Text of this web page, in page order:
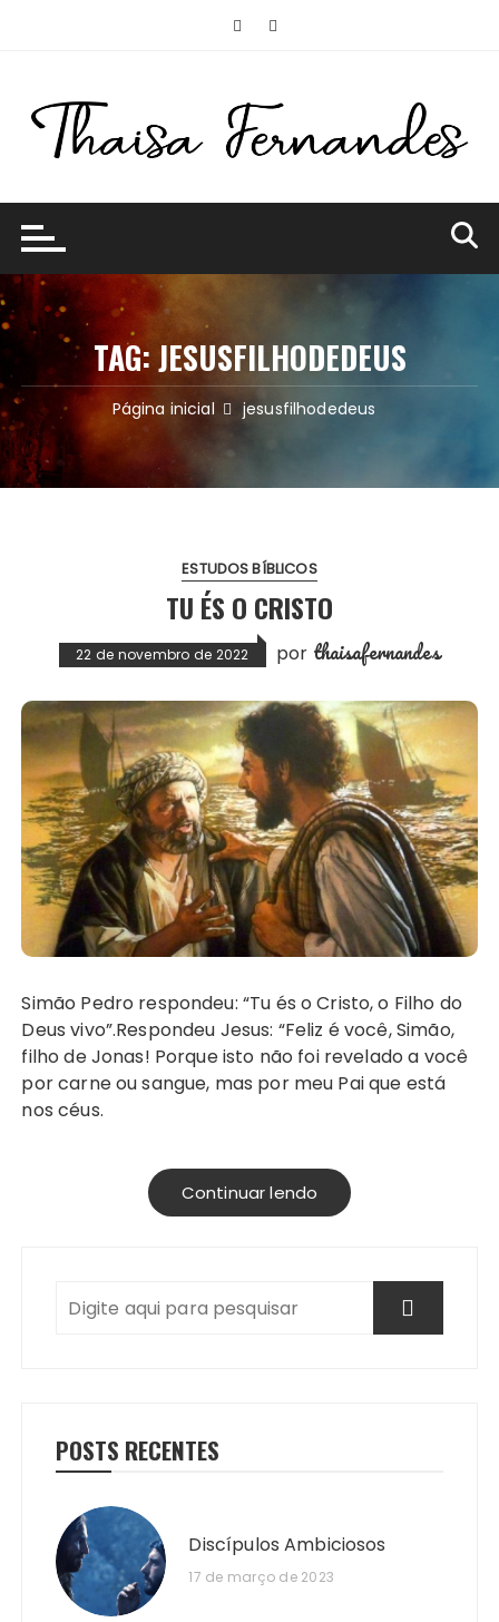
TAG:JESUSFILHODEDEUS
Página inicial jesusfilhodedeus
ESTUDOS BÍBLICOS
TU ÉS O CRISTO
22 de novembro de 2022 por thaisafernandes
Simão Pedro respondeu: “Tu és o Cristo, o Filho do
Deus vivo”.Respondeu Jesus: “Feliz é você, Simão,
filho de Jonas! Porque isto não foi revelado a você
por carne ou sangue, mas por meu Pai que está
nos céus.
Continuar lendo
POSTS RECENTES
Discípulos Ambiciosos
17 de março de 2023